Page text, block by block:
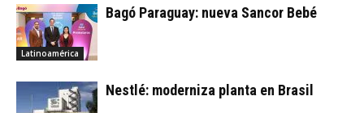
Latinoamérica
Bagó Paraguay: nueva Sancor Bebé
Nestlé: moderniza planta en Brasil